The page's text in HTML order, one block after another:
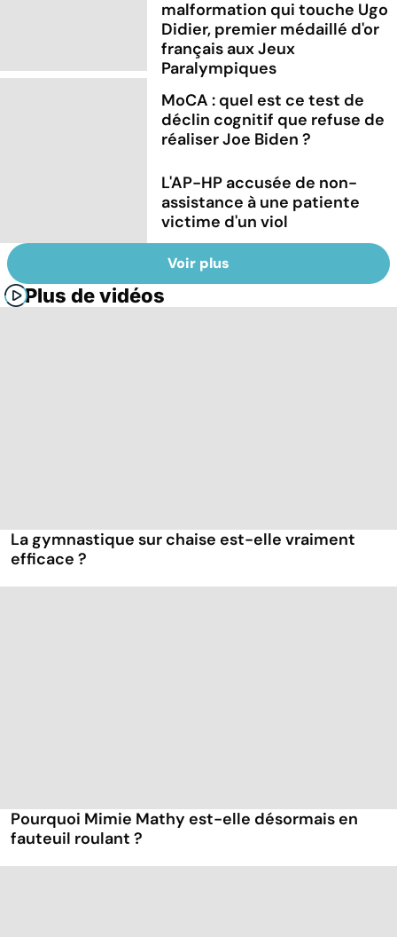
malformation qui touche Ugo
Didier, premier médaillé d'or
français aux Jeux
Paralympiques
MoCA : quel est ce test de
déclin cognitif que refuse de
réaliser Joe Biden ?
L'AP-HP accusée de non-
assistance à une patiente
victime d'un viol
Voir plus
Plus de vidéos
La gymnastique sur chaise est-elle vraiment
efficace ?
Pourquoi Mimie Mathy est-elle désormais en
fauteuil roulant ?